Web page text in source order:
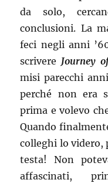
da solo,
conclusioni. La
feci negli anni
scrivere Journey
misi parecchi
perché non era
prima e volevo
Quando
colleghi lo videro,
testa! Non
affascinati,